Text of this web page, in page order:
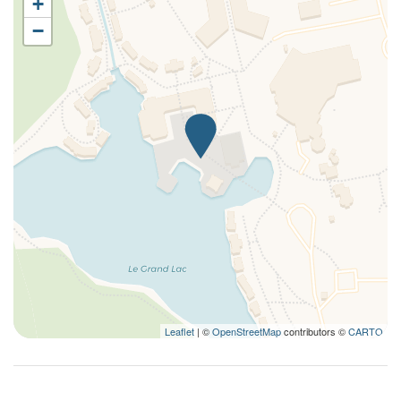
Limited Accessibility
Long Term Stays Allowed
Microwave
Plates and bowls
Refrigerator
Separate tub and shower
Single Level Home
Smoke Detector
Towels
TV
−
Leaflet | ©OpenStreetMapcontributors ©CARTO